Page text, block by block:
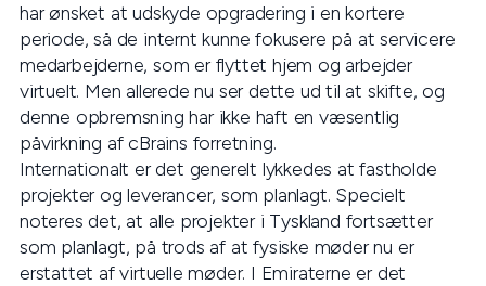
har ønsket at udskyde opgradering i en kortere
periode, så de internt kunne fokusere på at servicere
medarbejderne, som er flyttet hjem og arbejder
virtuelt. Men allerede nu ser dette ud til at skifte, og
denne opbremsning har ikke haft en væsentlig
påvirkning af cBrains forretning.
Internationalt er det generelt lykkedes at fastholde
projekter og leverancer, som planlagt. Specielt
noteres det, at alle projekter i Tyskland fortsætter
som planlagt, på trods af at fysiske møder nu er
erstattet af virtuelle møder. I Emiraterne er det